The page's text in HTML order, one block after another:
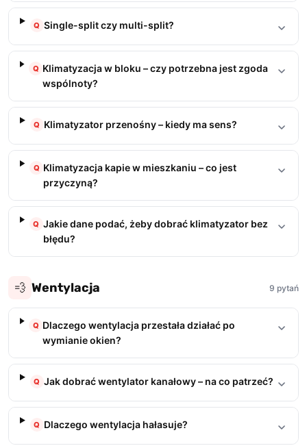
Q Single-split czy multi-split?
Q Klimatyzacja w bloku – czy potrzebna jest zgoda
wspólnoty?
Q Klimatyzator przenośny – kiedy ma sens?
Q Klimatyzacja kapie w mieszkaniu – co jest
przyczyną?
Q Jakie dane podać, żeby dobrać klimatyzator bez
błędu?
💨 Wentylacja 9 pytań
Q Dlaczego wentylacja przestała działać po
wymianie okien?
Q Jak dobrać wentylator kanałowy – na co patrzeć?
Q Dlaczego wentylacja hałasuje?